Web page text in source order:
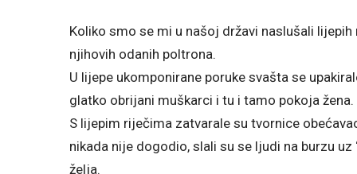
Koliko smo se mi u našoj državi naslušali
njihovih odanih poltrona.
U lijepe ukomponirane poruke svašta se
glatko obrijani muškarci i tu i tamo pokoja žena.
S lijepim riječima zatvarale su tvornice
nikada nije dogodio, slali su se ljudi na burzu
želja.